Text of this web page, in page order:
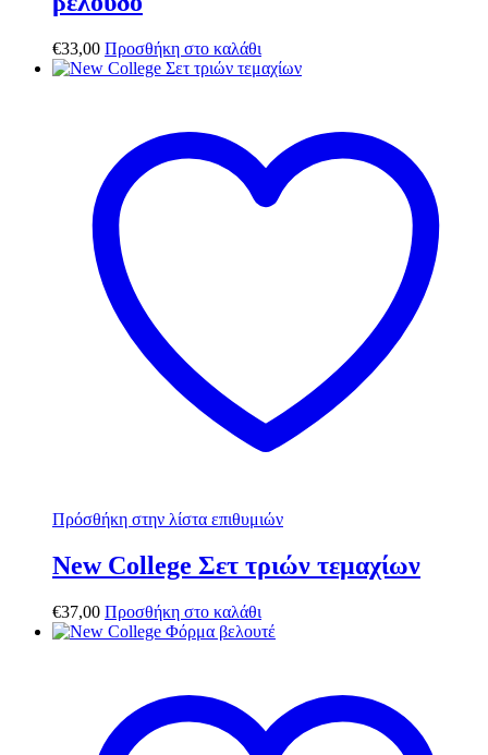
€33,00 Προσθήκη στο καλάθι
Πρόσθήκη στην λίστα επιθυμιών
New College Σετ τριών τεμαχίων
€37,00 Προσθήκη στο καλάθι